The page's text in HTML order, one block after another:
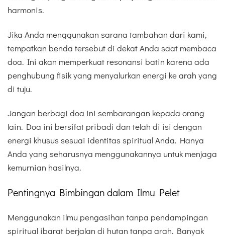
harmonis.
Jika Anda menggunakan sarana tambahan dari kami,
tempatkan benda tersebut di dekat Anda saat membaca
doa. Ini akan memperkuat resonansi batin karena ada
penghubung fisik yang menyalurkan energi ke arah yang
di tuju.
Jangan berbagi doa ini sembarangan kepada orang
lain. Doa ini bersifat pribadi dan telah di isi dengan
energi khusus sesuai identitas spiritual Anda. Hanya
Anda yang seharusnya menggunakannya untuk menjaga
kemurnian hasilnya.
Pentingnya Bimbingan dalam Ilmu Pelet
Menggunakan ilmu pengasihan tanpa pendampingan
spiritual ibarat berjalan di hutan tanpa arah. Banyak